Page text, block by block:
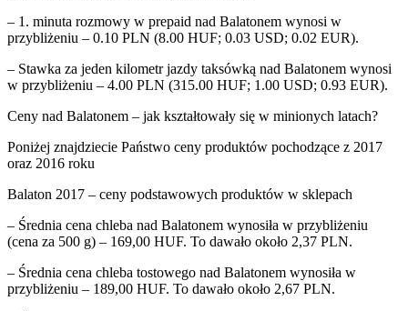
– 1. minuta rozmowy w prepaid nad Balatonem wynosi w
przybliżeniu – 0.10 PLN (8.00 HUF; 0.03 USD; 0.02 EUR).
– Stawka za jeden kilometr jazdy taksówką nad Balatonem wynosi
w przybliżeniu – 4.00 PLN (315.00 HUF; 1.00 USD; 0.93 EUR).
Ceny nad Balatonem – jak kształtowały się w minionych latach?
Poniżej znajdziecie Państwo ceny produktów pochodzące z 2017
oraz 2016 roku
Balaton 2017 – ceny podstawowych produktów w sklepach
– Średnia cena chleba nad Balatonem wynosiła w przybliżeniu
(cena za 500 g) – 169,00 HUF. To dawało około 2,37 PLN.
– Średnia cena chleba tostowego nad Balatonem wynosiła w
przybliżeniu – 189,00 HUF. To dawało około 2,67 PLN.